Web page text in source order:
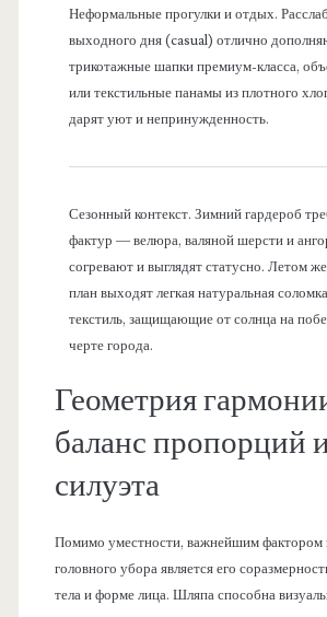
Неформальные прогулки и отдых.
выходного дня (casual) отлично
трикотажные шапки премиум-класса,
или текстильные панамы из плотного
дарят уют и непринужденность.
Сезонный контекст. Зимний гардероб
фактур — велюра, валяной шерсти и
согревают и выглядят статусно. Летом
план выходят легкая натуральная
текстиль, защищающие от солнца на
черте города.
Геометрия
баланс пропорций
силуэта
Помимо уместности, важнейшим фактором
головного убора является его
тела и форме лица. Шляпа способна